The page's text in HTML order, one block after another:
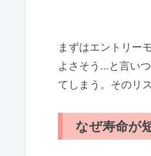
まずはエントリー
よさそう…と言い
てしまう。そのリ
なぜ寿命が